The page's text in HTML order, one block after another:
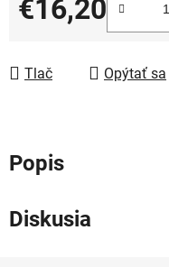
€16,20
Jednotková cena:
Tlač Opýtať sa
Popis
Diskusia